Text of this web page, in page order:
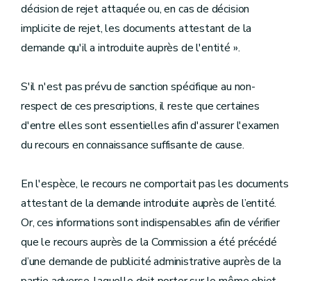
décision de rejet attaquée ou, en cas de décision
implicite de rejet, les documents attestant de la
demande qu'il a introduite auprès de l'entité ».
S'il n'est pas prévu de sanction spécifique au non-
respect de ces prescriptions, il reste que certaines
d'entre elles sont essentielles afin d'assurer l'examen
du recours en connaissance suffisante de cause.
En l'espèce, le recours ne comportait pas les documents
attestant de la demande introduite auprès de l’entité.
Or, ces informations sont indispensables afin de vérifier
que le recours auprès de la Commission a été précédé
d’une demande de publicité administrative auprès de la